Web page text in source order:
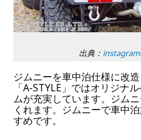
出典：
ジムニーを車中泊仕様に改
「A-STYLE」ではオリジナ
ムが充実しています。ジム
くれます。ジムニーで車中
すめです。